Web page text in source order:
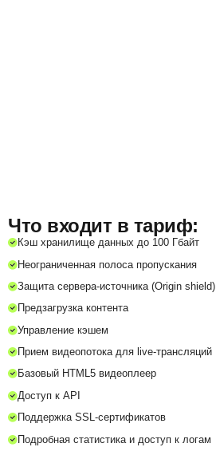
Что входит в тариф:
Кэш хранилище данных до 100 Гбайт
Неограниченная полоса пропускания
Защита сервера-источника (Origin shield)
Предзагрузка контента
Управление кэшем
Прием видеопотока для live-трансляций
Базовый HTML5 видеоплеер
Доступ к API
Поддержка SSL-сертификатов
Подробная статистика и доступ к логам